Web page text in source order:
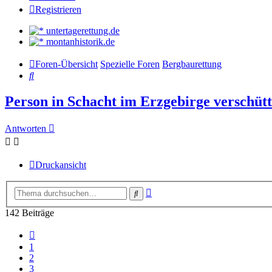
Registrieren
untertagerettung.de
montanhistorik.de
Foren-Übersicht Spezielle Foren Bergbaurettung
Suche
Person in Schacht im Erzgebirge
Antworten
Druckansicht
Suche
142 Beiträge
1
2
3